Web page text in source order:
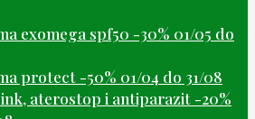
exomega spf50 -30% 01/05 do
protect -50% 01/04 do 31/08
aterostop i antiparazit -20%